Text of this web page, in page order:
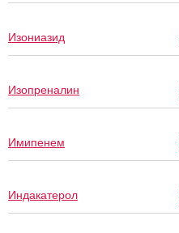
Изониазид
Изопреналин
Имипенем
Индакатерол